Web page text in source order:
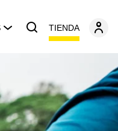
TIENDA